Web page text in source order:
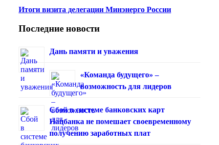
Итоги визита делегации Минэнерго России
Последние новости
Дань памяти и уважения
«Команда будущего» –
возможность для лидеров
Сбой в системе банковских карт
Нацбанка не помешает своевременному
получению заработных плат